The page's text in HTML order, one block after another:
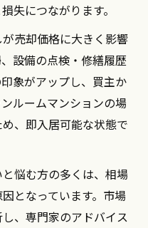
策と手残りを意識し
時の税金計算と節税
率差と手残り額の考
申告や税金の注意点
最大化する税金対策
失につながります。
売却価格に大きく影響
設備の点検・修繕履歴
象がアップし、買主か
ルームマンションの場
、即入居可能な状態で
悩む方の多くは、相場
となっています。市場
、専門家のアドバイス